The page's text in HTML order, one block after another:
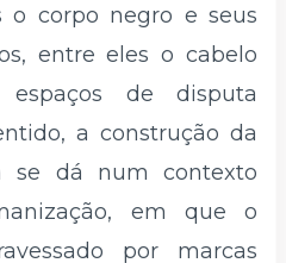
o corpo negro e seus
entre eles o cabelo
espaços de disputa
a construção da
se dá num contexto
em que o
por marcas